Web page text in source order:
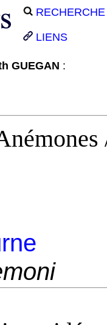
RECHERCHE
LIENS
GUEGAN :